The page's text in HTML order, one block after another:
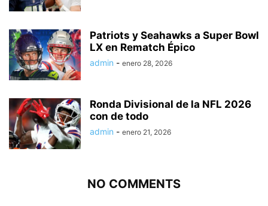
Patriots y Seahawks a Super Bowl
LX en Rematch Épico
admin - enero 28, 2026
Ronda Divisional de la NFL 2026
con de todo
admin - enero 21, 2026
NO COMMENTS